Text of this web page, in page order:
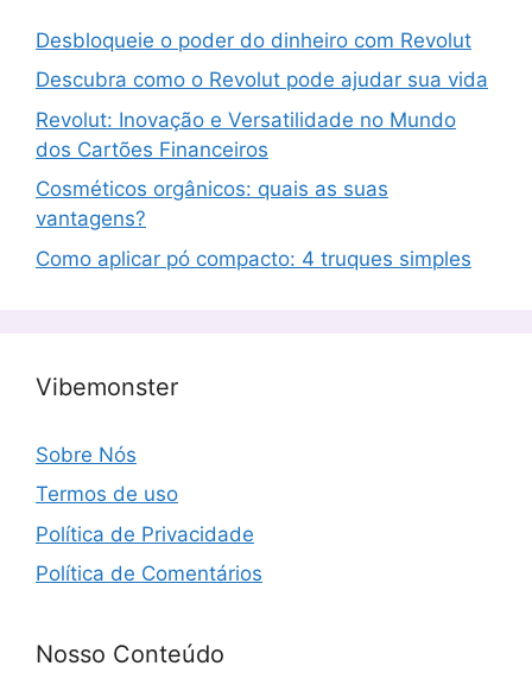
Desbloqueie o poder do dinheiro com Revolut
Descubra como o Revolut pode ajudar sua vida
Revolut: Inovação e Versatilidade no Mundo
dos Cartões Financeiros
Cosméticos orgânicos: quais as suas
vantagens?
Como aplicar pó compacto: 4 truques simples
Vibemonster
Sobre Nós
Termos de uso
Política de Privacidade
Política de Comentários
Nosso Conteúdo